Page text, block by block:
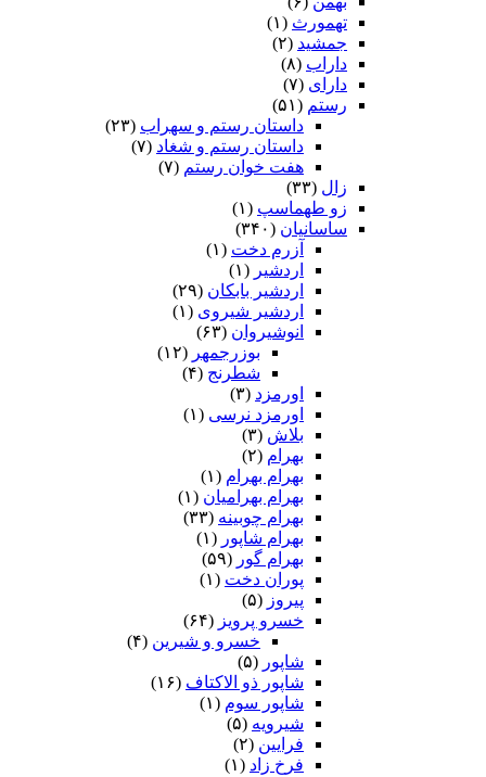
تهمورث (۱)
جمشید (۲)
داراب (۸)
دارای (۷)
رستم (۵۱)
داستان رستم و سهراب (۲۳)
داستان رستم و شغاد (۷)
هفت خوان رستم‏ (۷)
زال (۳۳)
زو طهماسپ‏ (۱)
ساسانیان (۳۴۰)
آزرم دخت (۱)
اردشیر (۱)
اردشیر بابکان (۲۹)
اردشیر شیروی (۱)
انوشیروان (۶۳)
بوزرجمهر (۱۲)
شطرنج (۴)
اورمزد (۳)
اورمزد نرسى‏ (۱)
بلاش (۳)
بهرام (۲)
بهرام بهرام (۱)
بهرام بهرامیان‏ (۱)
بهرام چوبینه (۳۳)
بهرام شاپور (۱)
بهرام گور (۵۹)
پوران دخت (۱)
پیروز (۵)
خسرو پرویز (۶۴)
خسرو و شیرین (۴)
شاپور (۵)
شاپور ذو الاکتاف (۱۶)
شاپور سوم‏ (۱)
شیرویه (۵)
فرایین (۲)
فرخ زاد (۱)